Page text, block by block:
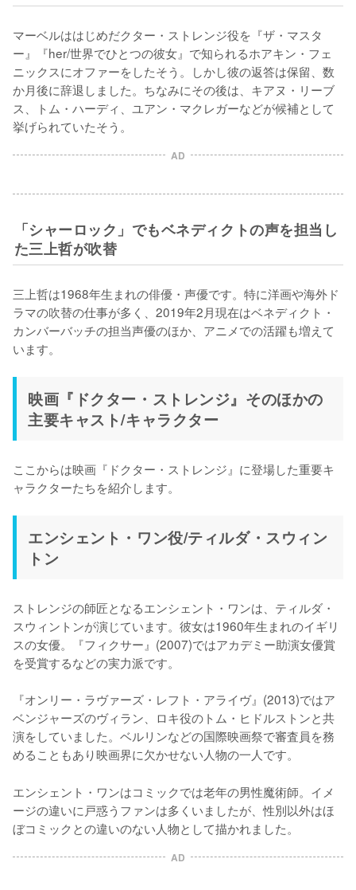
マーベルははじめだクター・ストレンジ役を『ザ・マスタ
ー』『her/世界でひとつの彼女』で知られるホアキン・フェ
ニックスにオファーをしたそう。しかし彼の返答は保留、数
か月後に辞退しました。ちなみにその後は、キアヌ・リーブ
ス、トム・ハーディ、ユアン・マクレガーなどが候補として
挙げられていたそう。
AD
「シャーロック」でもベネディクトの声を担当し
た三上哲が吹替
三上哲は1968年生まれの俳優・声優です。特に洋画や海外ド
ラマの吹替の仕事が多く、2019年2月現在はベネディクト・
カンバーバッチの担当声優のほか、アニメでの活躍も増えて
います。
映画『ドクター・ストレンジ』そのほかの
主要キャスト/キャラクター
ここからは映画『ドクター・ストレンジ』に登場した重要キ
ャラクターたちを紹介します。
エンシェント・ワン役/ティルダ・スウィン
トン
ストレンジの師匠となるエンシェント・ワンは、ティルダ・
スウィントンが演じています。彼女は1960年生まれのイギリ
スの女優。『フィクサー』(2007)ではアカデミー助演女優賞
を受賞するなどの実力派です。
『オンリー・ラヴァーズ・レフト・アライヴ』(2013)ではア
ベンジャーズのヴィラン、ロキ役のトム・ヒドルストンと共
演をしていました。ベルリンなどの国際映画祭で審査員を務
めることもあり映画界に欠かせない人物の一人です。
エンシェント・ワンはコミックでは老年の男性魔術師。イメ
ージの違いに戸惑うファンは多くいましたが、性別以外はほ
ぼコミックとの違いのない人物として描かれました。
AD